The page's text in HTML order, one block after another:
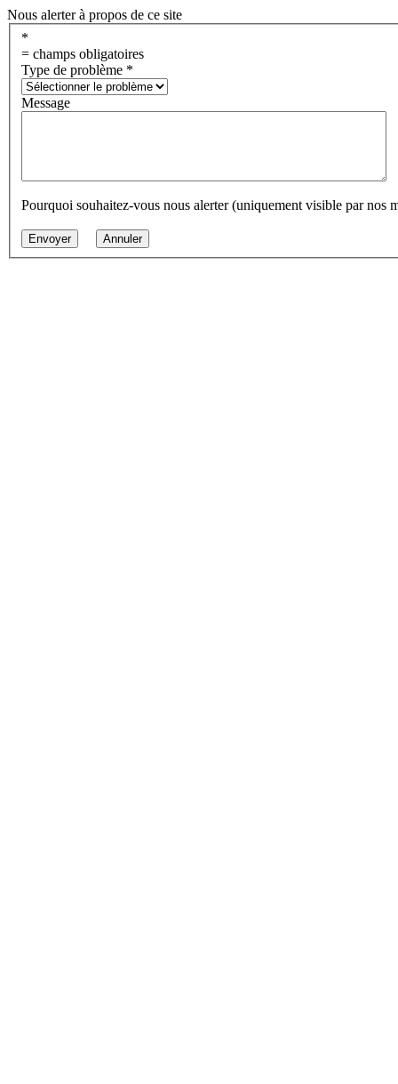
Nous alerter à propos de ce site
*
= champs obligatoires
Type de problème *
Message
Pourquoi souhaitez-vous nous alerter (uniquement visible par nos